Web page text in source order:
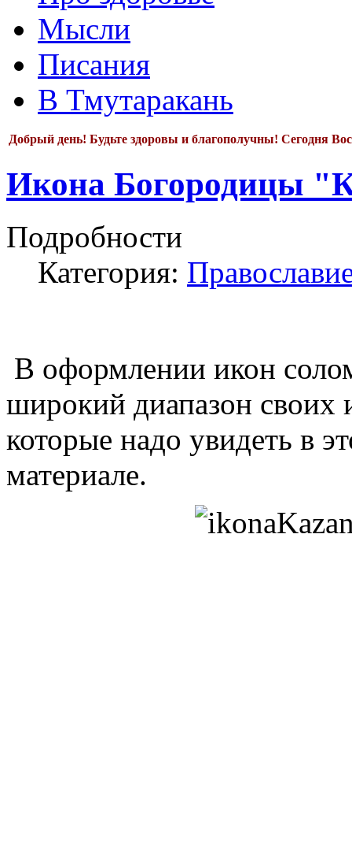
Мысли
Писания
В Тмутаракань
Добрый день! Будьте здоровы и благополучны! Сегодня
Икона Богородицы
Подробности
Категория:
В оформлении икон
широкий диапазон своих
которые надо увидеть в
материале.